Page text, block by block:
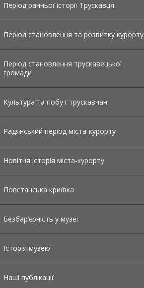
Період ранньої історії Трускавця
Період становлення та розвитку курорту
Період становлення трускавецької
громади
Культура та побут трускавчан
Радянський період міста-курорту
Новітня історія міста-курорту
Повстанська криївка
Безбар’єрність у музеї
Історія музею
Наші публікації